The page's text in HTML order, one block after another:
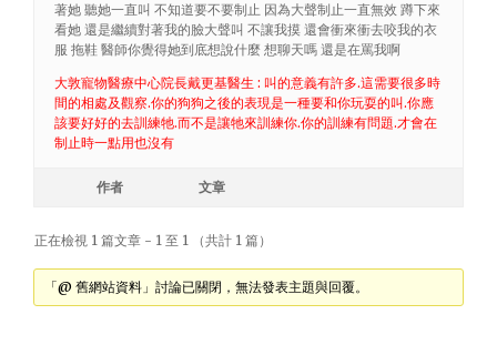
著她 聽她一直叫 不知道要不要制止 因為大聲制止一直無效 蹲下來
看她 還是繼續對著我的臉大聲叫 不讓我摸 還會衝來衝去咬我的衣
服 拖鞋 醫師你覺得她到底想說什麼 想聊天嗎 還是在罵我啊
大敦寵物醫療中心院長戴更基醫生 : 叫的意義有許多.這需要很多時
間的相處及觀察.你的狗狗之後的表現是一種要和你玩耍的叫.你應
該要好好的去訓練牠.而不是讓牠來訓練你.你的訓練有問題.才會在
制止時一點用也沒有
作者 文章
正在檢視 1 篇文章 - 1 至 1 （共計 1 篇）
「@ 舊網站資料」討論已關閉，無法發表主題與回覆。